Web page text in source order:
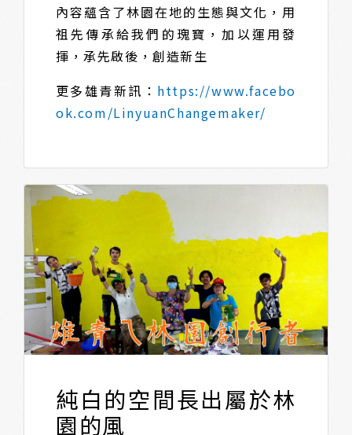
內容蘊含了林園在地的生態與文化，用
祖先傳承給我們的瑰寶，加以運用發
揮，承先啟後，創造新生
更多雄青新訊： https://www.facebo
ok.com/LinyuanChangemaker/
純白的空間長出屬於林
園的風